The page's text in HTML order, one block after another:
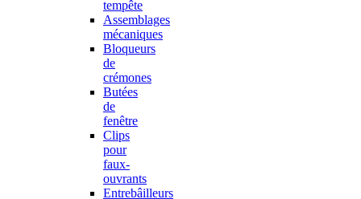
tempête
Assemblages
mécaniques
Bloqueurs
de
crémones
Butées
de
fenêtre
Clips
pour
faux-
ouvrants
Entrebâilleurs